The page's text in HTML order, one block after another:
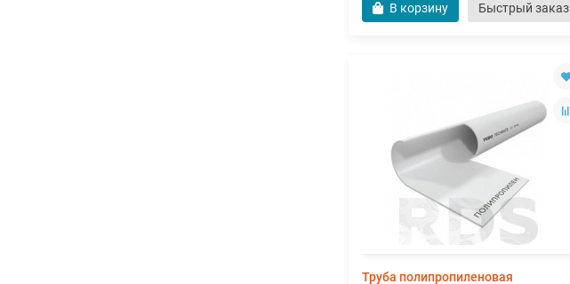
В корзину Быстрый заказ
Труба полипропиленовая